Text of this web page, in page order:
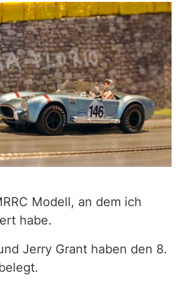
Modell, an dem ich
habe.
Jerry Grant haben den 8.